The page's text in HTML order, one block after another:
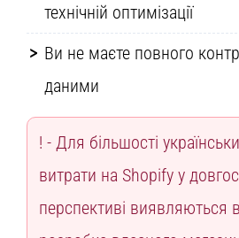
технічній оптимізації
Ви не маєте повного
даними
Для більшості
витрати на Shopify у
перспективі виявляються